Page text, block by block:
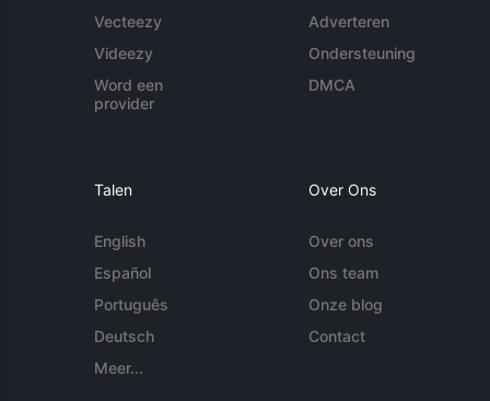
Vecteezy
Videezy
Word een
provider
Adverteren
Ondersteuning
DMCA
Talen
English
Español
Português
Deutsch
Meer...
Over Ons
Over ons
Ons team
Onze blog
Contact